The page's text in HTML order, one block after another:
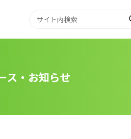
ス・お知らせ